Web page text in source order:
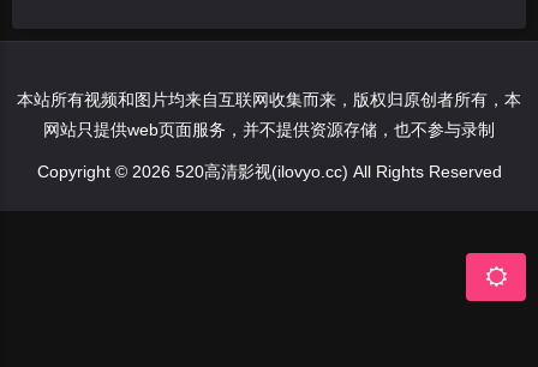
本站所有视频和图片均来自互联网收集而来，版权归原创者所有，本
网站只提供web页面服务，并不提供资源存储，也不参与录制
Copyright © 2026 520高清影视(ilovyo.cc) All Rights Reserved